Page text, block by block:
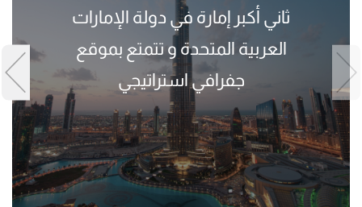
ثاني أكبر إمارة في دولة الإمارات
العربية المتحدة و تتمتع بموقع
جفرافي استراتيجي